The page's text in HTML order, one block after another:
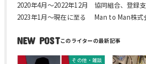
2020年4月～2022年12月 協同組合、登録
2023年1月～現在に至る Man to Man株式
NEW POST
その他・雑談